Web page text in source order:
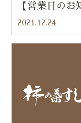
【営業日のお
2021.12.24